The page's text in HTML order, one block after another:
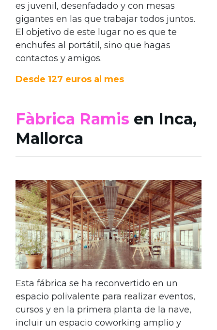
es juvenil, desenfadado y con mesas
gigantes en las que trabajar todos juntos.
El objetivo de este lugar no es que te
enchufes al portátil, sino que hagas
contactos y amigos.
Desde 127 euros al mes
Fàbrica Ramis en Inca,
Mallorca
Esta fábrica se ha reconvertido en un
espacio polivalente para realizar eventos,
cursos y en la primera planta de la nave,
incluir un espacio coworking amplio y